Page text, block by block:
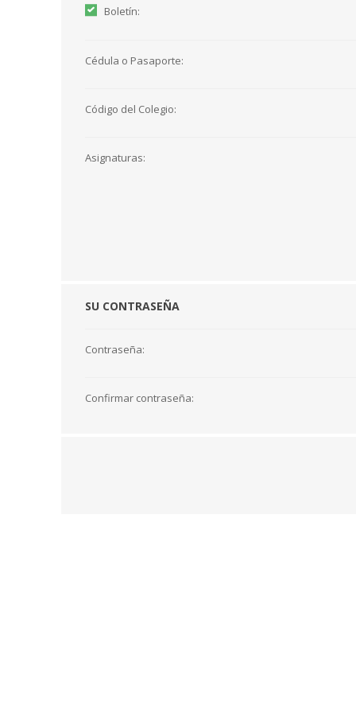
Boletín:
Cédula o Pasaporte:
Código del Colegio:
Asignaturas:
SU CONTRASEÑA
Contraseña:
Confirmar contraseña: